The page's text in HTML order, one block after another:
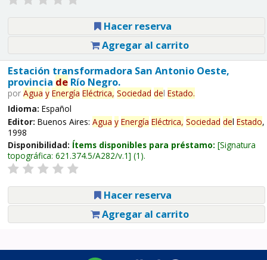
Hacer reserva
Agregar al carrito
Estación transformadora San Antonio Oeste,
provincia deRío Negro.
por Agua y Energía Eléctrica, Sociedad del Estado.
Idioma: Español
Editor: Buenos Aires: Agua y Energía Eléctrica, Sociedad del Estado,
1998
Disponibilidad: Ítems disponibles para préstamo: Signatura
topográfica: 621.374.5/A282/v.1 (1).
Hacer reserva
Agregar al carrito